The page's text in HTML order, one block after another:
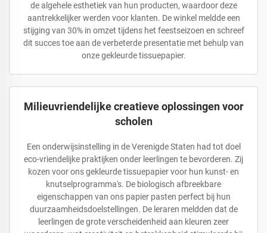
de algehele esthetiek van hun producten, waardoor deze
aantrekkelijker werden voor klanten. De winkel meldde een
stijging van 30% in omzet tijdens het feestseizoen en schreef
dit succes toe aan de verbeterde presentatie met behulp van
onze gekleurde tissuepapier.
Milieuvriendelijke creatieve oplossingen voor
scholen
Een onderwijsinstelling in de Verenigde Staten had tot doel
eco-vriendelijke praktijken onder leerlingen te bevorderen. Zij
kozen voor ons gekleurde tissuepapier voor hun kunst- en
knutselprogramma's. De biologisch afbreekbare
eigenschappen van ons papier pasten perfect bij hun
duurzaamheidsdoelstellingen. De leraren meldden dat de
leerlingen de grote verscheidenheid aan kleuren zeer